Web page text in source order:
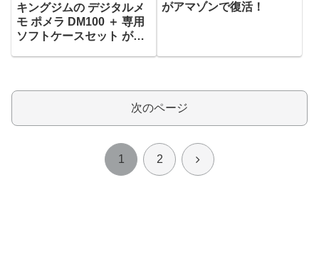
キングジムの デジタルメ
モ ポメラ DM100 ＋ 専用
ソフトケースセット がタ
がアマゾンで復活！
次のページ
1 2 次